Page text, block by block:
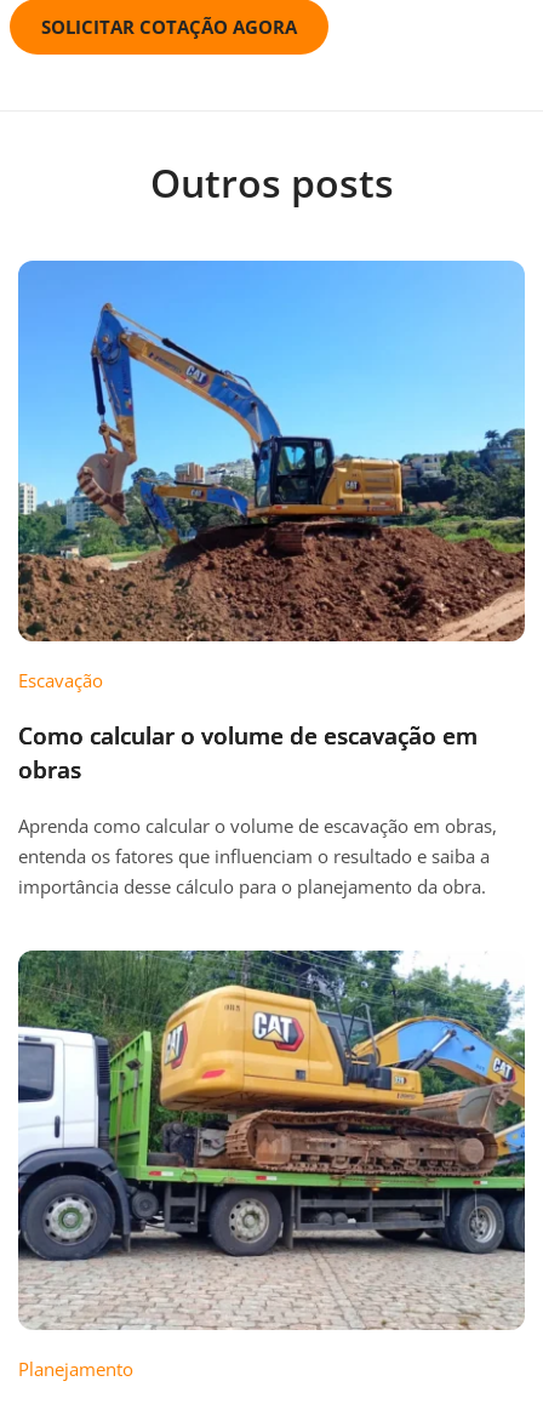
SOLICITAR COTAÇÃO AGORA
Outros posts
Escavação
Como calcular o volume de escavação em
obras
Aprenda como calcular o volume de escavação em obras,
entenda os fatores que influenciam o resultado e saiba a
importância desse cálculo para o planejamento da obra.
Planejamento